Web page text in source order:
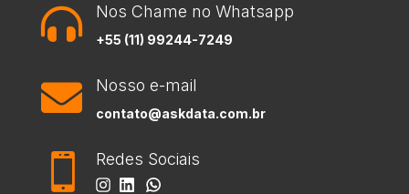
 Nos Chame no Whatsapp
+55 (11) 99244-7249
 Nosso e-mail
contato@askdata.com.br
 Redes Sociais